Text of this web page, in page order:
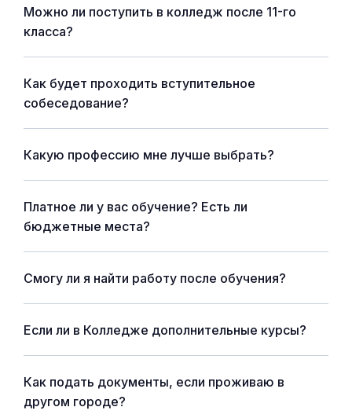
Можно ли поступить в колледж после 11-го
класса?
Как будет проходить вступительное
собеседование?
Какую профессию мне лучше выбрать?
Платное ли у вас обучение? Есть ли
бюджетные места?
Смогу ли я найти работу после обучения?
Если ли в Колледже дополнительные курсы?
Как подать документы, если проживаю в
другом городе?